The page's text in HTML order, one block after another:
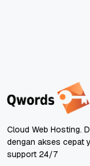
Cloud Web Hosting.
dengan akses cepat
support 24/7